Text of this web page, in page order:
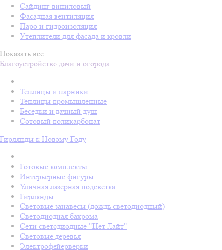
Сайдинг виниловый
Фасадная вентиляция
Паро и гидроизоляция
Утеплители для фасада и кровли
Показать все
Благоустройство дачи и огорода
Теплицы и парники
Теплицы промышленные
Беседки и дачный душ
Сотовый поликарбонат
Гирлянды к Новому Году
Готовые комплекты
Интерьерные фигуры
Уличная лазерная подсветка
Гирлянды
Световые занавесы (дождь светодиодный)
Светодиодная бахрома
Сети светодиодные "Нет Лайт"
Световые деревья
Электрофейерверки